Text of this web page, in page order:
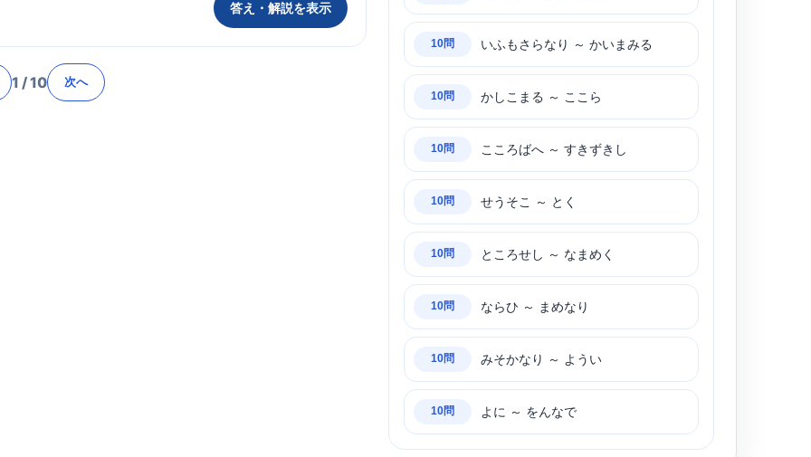
答え・解説を表示
1 /10 次へ
10問 いふもさらなり ～ かいまみる
10問 かしこまる ～ ここら
10問 こころばへ ～ すきずきし
10問 せうそこ ～ とく
10問 ところせし ～ なまめく
10問 ならひ ～ まめなり
10問 みそかなり ～ ようい
10問 よに ～ をんなで